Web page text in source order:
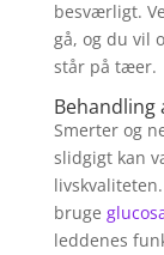
besværligt.
gå, og du vil
står på tæer.
Behandling
Smerter og
slidgigt kan
bruge
leddenes